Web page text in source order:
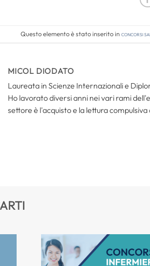
Questo elemento è stato inserito inConcorsi
MICOL DIODATO
Laureata in Scienze Internazionali e
Ho lavorato diversi anni nei vari rami
settore è l'acquisto e la lettura compulsiva